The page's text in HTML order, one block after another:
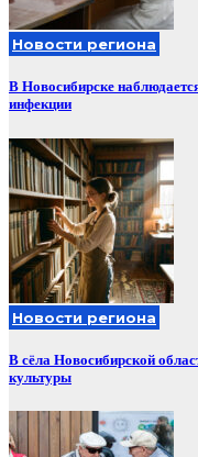
Новости региона
В Новосибирске
инфекции
Новости региона
В сёла Новосибирской
культуры